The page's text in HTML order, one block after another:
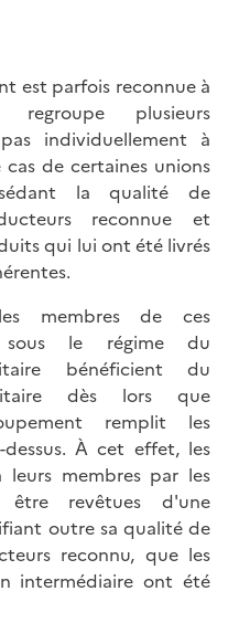
est parfois reconnue à
plusieurs
individuellement à
de certaines unions
la qualité de
reconnue et
qui lui ont été livrés
membres de ces
sous le régime du
bénéficient du
dès lors que
remplit les
À cet effet, les
leurs membres par les
être revêtues d'une
outre sa qualité de
reconnu, que les
intermédiaire ont été